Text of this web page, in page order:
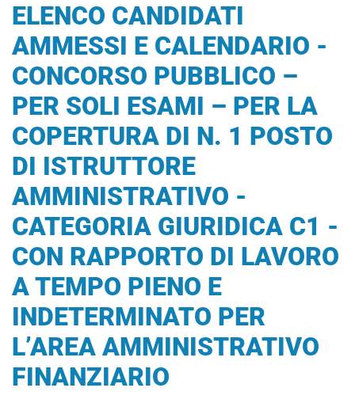
ELENCO CANDIDATI
AMMESSI E CALENDARIO -
CONCORSO PUBBLICO –
PER SOLI ESAMI – PER LA
COPERTURA DI N. 1 POSTO
DI ISTRUTTORE
AMMINISTRATIVO -
CATEGORIA GIURIDICA C1 -
CON RAPPORTO DI LAVORO
A TEMPO PIENO E
INDETERMINATO PER
L’AREA AMMINISTRATIVO
FINANZIARIO